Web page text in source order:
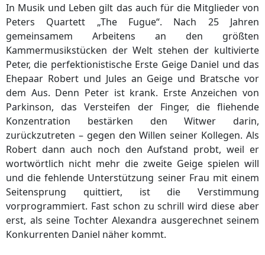
In Musik und Leben gilt das auch für die Mitglieder von
Peters Quartett „The Fugue“. Nach 25 Jahren
gemeinsamem Arbeitens an den größten
Kammermusikstücken der Welt stehen der kultivierte
Peter, die perfektionistische Erste Geige Daniel und das
Ehepaar Robert und Jules an Geige und Bratsche vor
dem Aus. Denn Peter ist krank. Erste Anzeichen von
Parkinson, das Versteifen der Finger, die fliehende
Konzentration bestärken den Witwer darin,
zurückzutreten – gegen den Willen seiner Kollegen. Als
Robert dann auch noch den Aufstand probt, weil er
wortwörtlich nicht mehr die zweite Geige spielen will
und die fehlende Unterstützung seiner Frau mit einem
Seitensprung quittiert, ist die Verstimmung
vorprogrammiert. Fast schon zu schrill wird diese aber
erst, als seine Tochter Alexandra ausgerechnet seinem
Konkurrenten Daniel näher kommt.